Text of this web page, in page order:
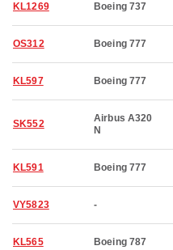
KL1269 Boeing 737
OS312 Boeing 777
KL597 Boeing 777
SK552
Airbus A320
N
KL591 Boeing 777
VY5823 -
KL565 Boeing 787